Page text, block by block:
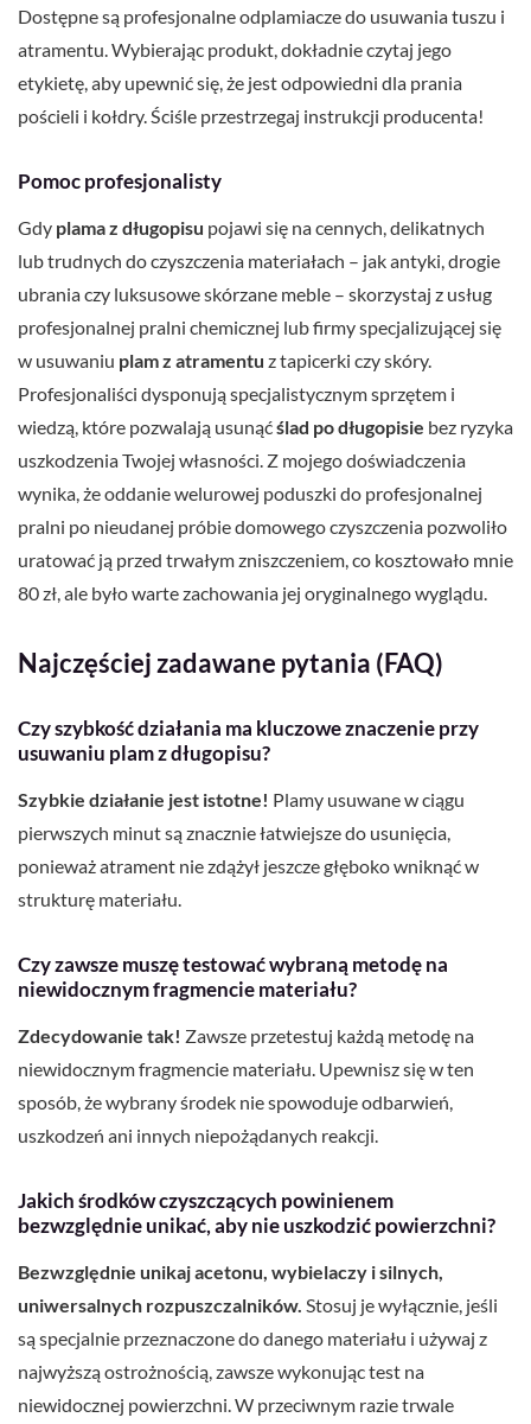
Dostępne są profesjonalne odplamiacze do usuwania tuszu i
atramentu. Wybierając produkt, dokładnie czytaj jego
etykietę, aby upewnić się, że jest odpowiedni dla prania
pościeli i kołdry. Ściśle przestrzegaj instrukcji producenta!
Pomoc profesjonalisty
Gdy plama z długopisu pojawi się na cennych, delikatnych
lub trudnych do czyszczenia materiałach – jak antyki, drogie
ubrania czy luksusowe skórzane meble – skorzystaj z usług
profesjonalnej pralni chemicznej lub firmy specjalizującej się
w usuwaniu plam z atramentu z tapicerki czy skóry.
Profesjonaliści dysponują specjalistycznym sprzętem i
wiedzą, które pozwalają usunąćślad po długopisie bez ryzyka
uszkodzenia Twojej własności. Z mojego doświadczenia
wynika, że oddanie welurowej poduszki do profesjonalnej
pralni po nieudanej próbie domowego czyszczenia pozwoliło
uratować ją przed trwałym zniszczeniem, co kosztowało mnie
80 zł, ale było warte zachowania jej oryginalnego wyglądu.
Najczęściej zadawane pytania (FAQ)
Czy szybkość działania ma kluczowe znaczenie przy
usuwaniu plam z długopisu?
Szybkie działanie jest istotne! Plamy usuwane w ciągu
pierwszych minut są znacznie łatwiejsze do usunięcia,
ponieważ atrament nie zdążył jeszcze głęboko wniknąć w
strukturę materiału.
Czy zawsze muszę testować wybraną metodę na
niewidocznym fragmencie materiału?
Zdecydowanie tak! Zawsze przetestuj każdą metodę na
niewidocznym fragmencie materiału. Upewnisz się w ten
sposób, że wybrany środek nie spowoduje odbarwień,
uszkodzeń ani innych niepożądanych reakcji.
Jakich środków czyszczących powinienem
bezwzględnie unikać, aby nie uszkodzić powierzchni?
Bezwzględnie unikaj acetonu, wybielaczy i silnych,
uniwersalnych rozpuszczalników. Stosuj je wyłącznie, jeśli
są specjalnie przeznaczone do danego materiału i używaj z
najwyższą ostrożnością, zawsze wykonując test na
niewidocznej powierzchni. W przeciwnym razie trwale